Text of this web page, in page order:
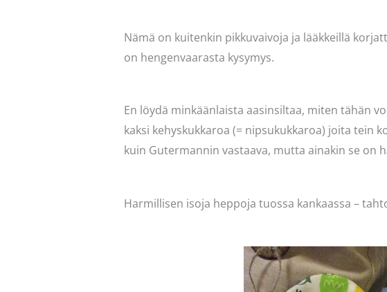
Nämä on kuitenkin pikkuvaivoja ja lääkkeillä
on hengenvaarasta kysymys.
En löydä minkäänlaista aasinsiltaa, miten tähän
kaksi kehyskukkaroa (= nipsukukkaroa) joita tein
kuin Gutermannin vastaava, mutta ainakin se on
Harmillisen isoja heppoja tuossa kankaassa –